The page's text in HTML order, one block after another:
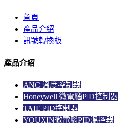
首頁
產品介紹
訊號轉換板
產品介紹
ANC 溫度控制器
Honeywell 微電腦PID控制器
TAIE PID控制器
YOUXIN微電腦PID溫控器